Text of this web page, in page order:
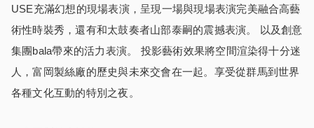
USE充滿幻想的現場表演，呈現一場與現場表演完美融合高藝
術性時裝秀，還有和太鼓奏者山部泰嗣的震撼表演。 以及創意
集團bala帶來的活力表演。 投影藝術效果將空間渲染得十分迷
人，富岡製絲廠的歷史與未來交會在一起。享受從群馬到世界
各種文化互動的特別之夜。